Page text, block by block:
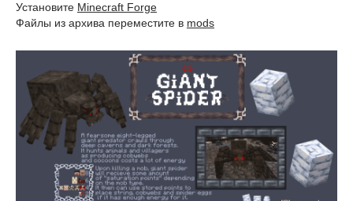
Установите Minecraft Forge
Файлы из архива переместите в mods